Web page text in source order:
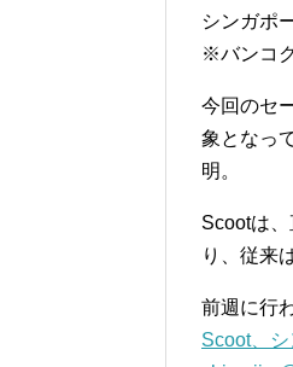
シンガポ
※バンコ
今回のセ
象となっ
明。
Scootは
り、従来
前週に行
Scoot、